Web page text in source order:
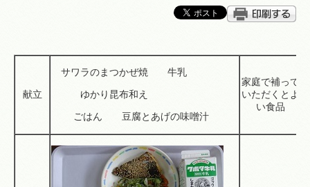
献立
サワラのまつかぜ焼 牛乳
ゆかり昆布和え
ごはん 豆腐とあげの味噌汁
家庭で補って
いただくとよ
い食品